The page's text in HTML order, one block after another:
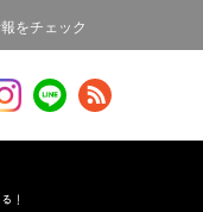
をチェック